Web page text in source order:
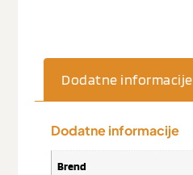
Dodatne informacije
Dodatne informacije
Brend